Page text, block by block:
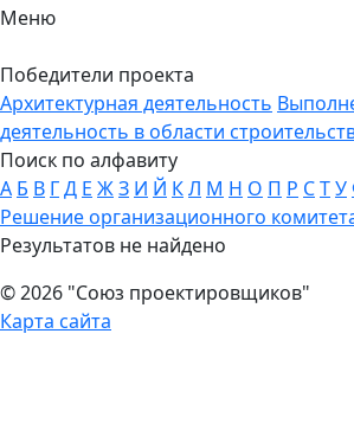
Меню
Победители проекта
Архитектурная деятельность
деятельность в области
Поиск по алфавиту
А Б В ГД Е ЖЗ И Й КЛ М Н О П Р СТУ
Решение организационного
Результатов не найдено
© 2026 "Союз проектировщиков"
Карта сайта